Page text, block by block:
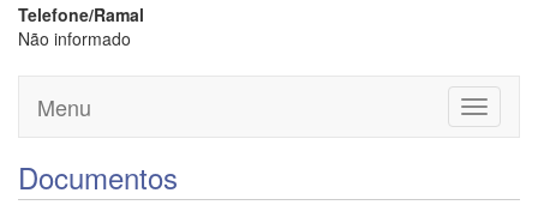
Telefone/Ramal
Não informado
Toggle
Menu
Documentos